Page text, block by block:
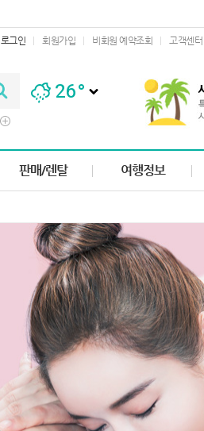
로그인 회원가입 비회원 예약조회 고객센터
26°
판매/렌탈 여행정보